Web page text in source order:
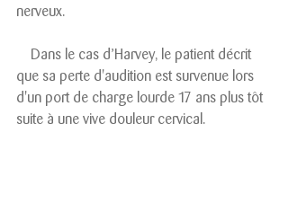
nerveux.
que sa perte d'audition est survenue lors
d'un port de charge lourde 17 ans plus tôt
suite à une vive douleur cervical.